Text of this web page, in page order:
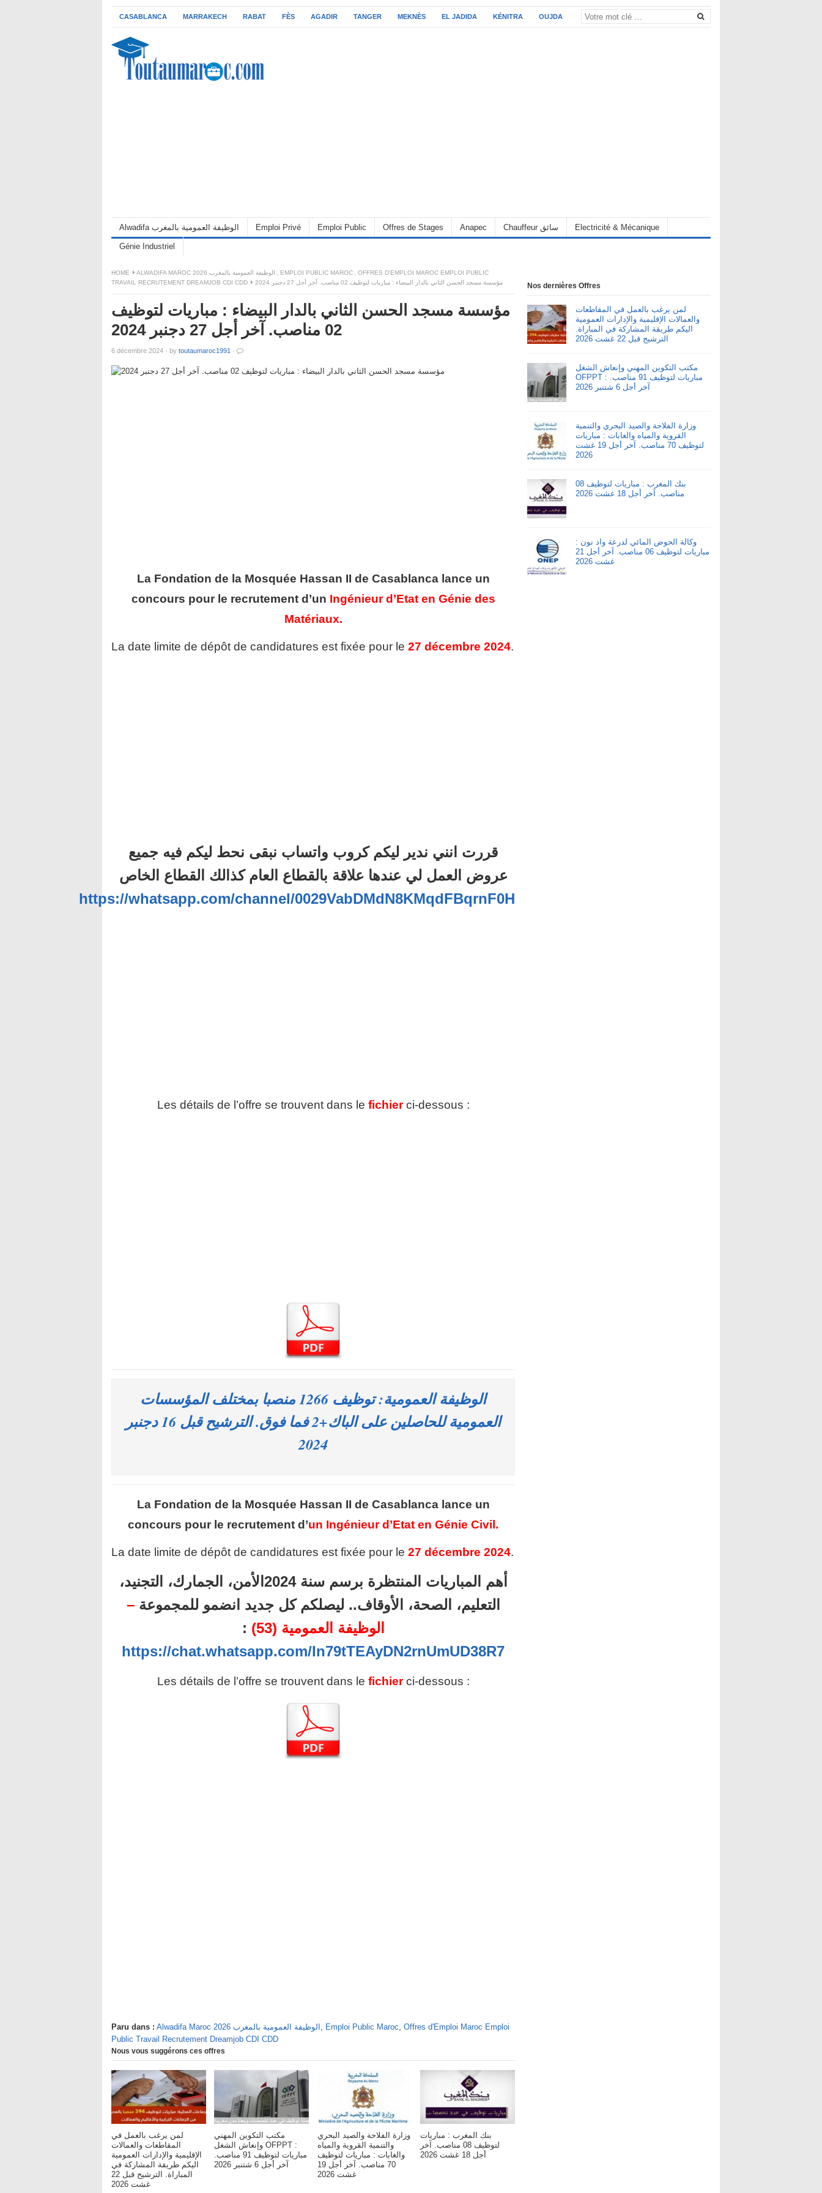
CASABLANCA MARRAKECH RABAT FÈS AGADIR TANGER MEKNÈS EL JADIDA KÉNITRA OUJDA
Alwadifa الوظيفة العمومية بالمغرب Emploi Privé Emploi Public Offres de Stages Anapec Chauffeur سائق Electricité & Mécanique
Génie Industriel
HOME ALWADIFA MAROC 2026 الوظيفة العمومية بالمغرب EMPLOI PUBLIC MAROC
OFFRES D'EMPLOI MAROC EMPLOI PUBLIC
TRAVAIL RECRUTEMENT DREAMJOB CDI CDD
مؤسسة مسجد الحسن الثاني بالدار البيضاء : مباريات لتوظيف 02 مناصب. آخر أجل 27 دجنبر 2024
مؤسسة مسجد الحسن الثاني بالدار البيضاء : مباريات لتوظيف
02 مناصب. آخر أجل 27 دجنبر 2024
6 décembre 2024 · by toutaumaroc1991 ·
La Fondation de la Mosquée Hassan II de Casablanca lance un
concours pour le recrutement d’un Ingénieur d’Etat en Génie des
Matériaux.
La date limite de dépôt de candidatures est fixée pour le 27 décembre 2024.
قررت انني ندير ليكم كروب واتساب نبقى نحط ليكم فيه جميع
عروض العمل لي عندها علاقة بالقطاع العام كذالك القطاع الخاص
https://whatsapp.com/channel/0029VabDMdN8KMqdFBqrnF0H
Les détails de l’offre se trouvent dans le fichier ci-dessous :
الوظيفة العمومية: توظيف 1266 منصبا بمختلف المؤسسات
العمومية للحاصلين على الباك+2 فما فوق. الترشيح قبل 16 دجنبر
2024
La Fondation de la Mosquée Hassan II de Casablanca lance un
concours pour le recrutement d’un Ingénieur d’Etat en Génie Civil.
La date limite de dépôt de candidatures est fixée pour le 27 décembre 2024.
أهم المباريات المنتظرة برسم سنة 2024الأمن، الجمارك، التجنيد،
التعليم، الصحة، الأوقاف.. ليصلكم كل جديد انضمو للمجموعة–
الوظيفة العمومية (53)
:
https://chat.whatsapp.com/In79tTEAyDN2rnUmUD38R7
Les détails de l’offre se trouvent dans le fichier ci-dessous :
Paru dans : Alwadifa Maroc 2026 الوظيفة العمومية بالمغرب , Emploi Public Maroc, Offres d'Emploi Maroc Emploi
Public Travail Recrutement Dreamjob CDI CDD
Nous vous suggérons ces offres
لمن يرغب بالعمل في
المقاطعات والعمالات
الإقليمية والإدارات العمومية
اليكم طريقة المشاركة في
المباراة. الترشيح قبل 22
غشت 2026
مكتب التكوين المهني
وإنعاش الشغل OFPPT :
مباريات لتوظيف 91 مناصب.
آخر أجل 6 شتنبر 2026
وزارة الفلاحة والصيد البحري
والتنمية القروية والمياه
والغابات : مباريات لتوظيف
70 مناصب. آخر أجل 19
غشت 2026
بنك المغرب : مباريات
لتوظيف 08 مناصب. آخر
أجل 18 غشت 2026
Nos dernières Offres
لمن يرغب بالعمل في المقاطعات
والعمالات الإقليمية والإدارات العمومية
اليكم طريقة المشاركة في المباراة.
الترشيح قبل 22 غشت 2026
مكتب التكوين المهني وإنعاش الشغل
OFPPT : مباريات لتوظيف 91 مناصب.
آخر أجل 6 شتنبر 2026
وزارة الفلاحة والصيد البحري والتنمية
القروية والمياه والغابات : مباريات
لتوظيف 70 مناصب. آخر أجل 19 غشت
2026
بنك المغرب : مباريات لتوظيف 08
مناصب. آخر أجل 18 غشت 2026
وكالة الحوض المائي لدرعة واد نون :
مباريات لتوظيف 06 مناصب. آخر أجل 21
غشت 2026